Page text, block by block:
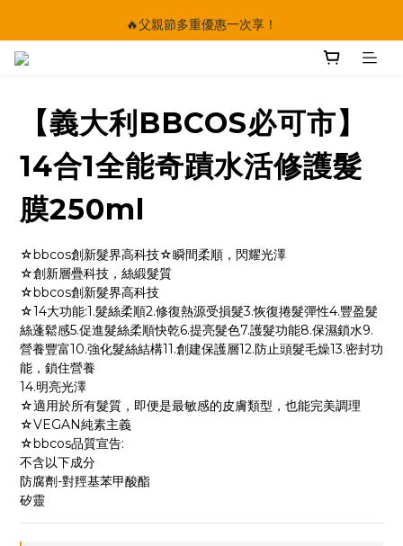
🔥父親節多重優惠一次享！
🔥父親節多重優惠一次享！
🔥父親節多重優惠一次享！
【義大利BBCOS必可市】
14合1全能奇蹟水活修護髮
膜250ml
☆bbcos創新髮界高科技☆瞬間柔順，閃耀光澤
☆創新層疊科技，絲緞髮質
☆bbcos創新髮界高科技
☆14大功能:1.髮絲柔順2.修復熱源受損髮3.恢復捲髮彈性4.豐盈髮
絲蓬鬆感5.促進髮絲柔順快乾6.提亮髮色7.護髮功能8.保濕鎖水9.
營養豐富10.強化髮絲結構11.創建保護層12.防止頭髮毛燥13.密封功
能，鎖住營養
14.明亮光澤
☆適用於所有髮質，即便是最敏感的皮膚類型，也能完美調理
☆VEGAN純素主義
☆bbcos品質宣告:
不含以下成分
防腐劑-對羥基苯甲酸酯
矽靈